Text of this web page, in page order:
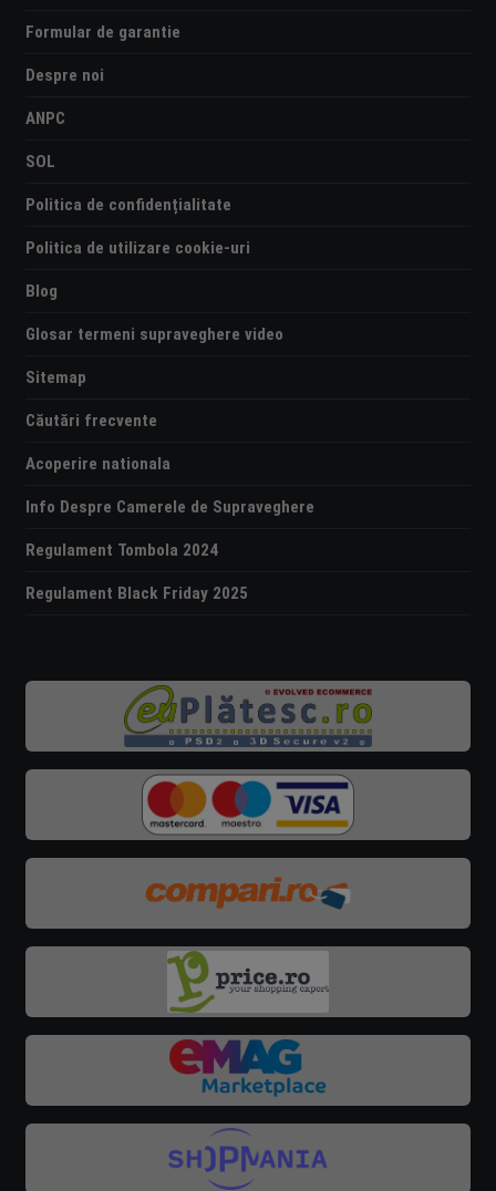
Formular de garantie
Despre noi
ANPC
SOL
Politica de confidențialitate
Politica de utilizare cookie-uri
Blog
Glosar termeni supraveghere video
Sitemap
Căutări frecvente
Acoperire nationala
Info Despre Camerele de Supraveghere
Regulament Tombola 2024
Regulament Black Friday 2025